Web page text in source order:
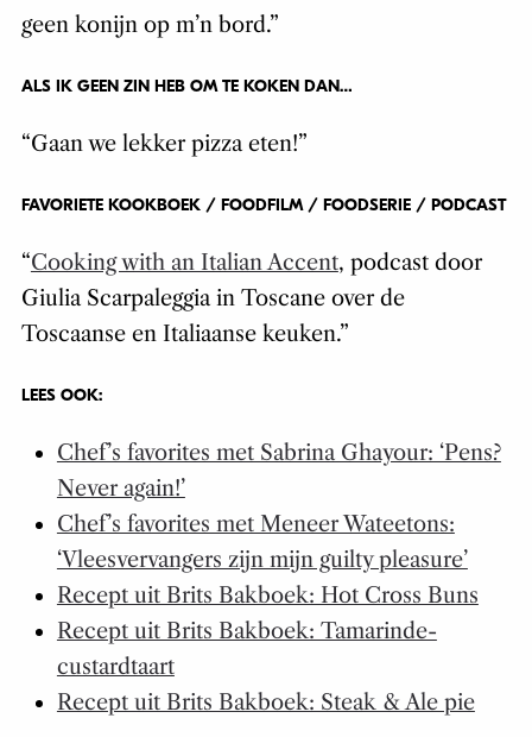
geen konijn op m’n bord.”
ALS IK GEEN ZIN HEB OM TE KOKEN DAN…
“Gaan we lekker pizza eten!”
FAVORIETE KOOKBOEK / FOODFILM / FOODSERIE / PODCAST
“Cooking with an Italian Accent, podcast door
Giulia Scarpaleggia in Toscane over de
Toscaanse en Italiaanse keuken.”
LEES OOK:
Chef’s favorites met Sabrina Ghayour: ‘Pens?
Never again!’
Chef’s favorites met Meneer Wateetons:
‘Vleesvervangers zijn mijn guilty pleasure’
Recept uit Brits Bakboek: Hot Cross Buns
Recept uit Brits Bakboek: Tamarinde-
custardtaart
Recept uit Brits Bakboek: Steak & Ale pie